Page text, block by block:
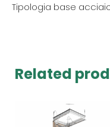
Tipologia base
Related